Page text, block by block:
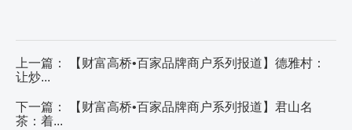
上一篇：
【财富高桥•百家品牌商户系列报道】德雅村：
让炒...
下一篇：
【财富高桥•百家品牌商户系列报道】君山名
茶：着...